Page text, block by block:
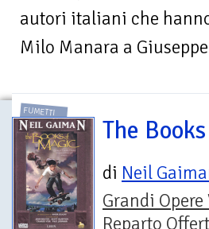
autori italiani che
Milo Manara a
FUMETTI
The
di Neil
Grandi
Reparto